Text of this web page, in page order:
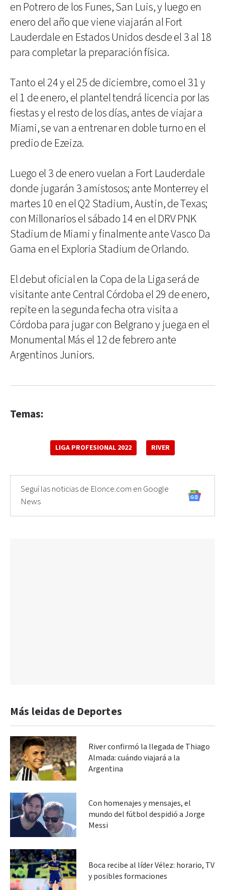
en Potrero de los Funes, San Luis, y luego en
enero del año que viene viajarán al Fort
Lauderdale en Estados Unidos desde el 3 al 18
para completar la preparación física.
Tanto el 24 y el 25 de diciembre, como el 31 y
el 1 de enero, el plantel tendrá licencia por las
fiestas y el resto de los días, antes de viajar a
Miami, se van a entrenar en doble turno en el
predio de Ezeiza.
Luego el 3 de enero vuelan a Fort Lauderdale
donde jugarán 3 amistosos; ante Monterrey el
martes 10 en el Q2 Stadium, Austin, de Texas;
con Millonarios el sábado 14 en el DRV PNK
Stadium de Miami y finalmente ante Vasco Da
Gama en el Exploria Stadium de Orlando.
El debut oficial en la Copa de la Liga será de
visitante ante Central Córdoba el 29 de enero,
repite en la segunda fecha otra visita a
Córdoba para jugar con Belgrano y juega en el
Monumental Más el 12 de febrero ante
Argentinos Juniors.
Temas:
LIGA PROFESIONAL 2022 RIVER
Seguí las noticias de Elonce.com en Google
News
Más leidas de Deportes
River confirmó la llegada de Thiago
Almada: cuándo viajará a la
Argentina
Con homenajes y mensajes, el
mundo del fútbol despidió a Jorge
Messi
Boca recibe al líder Vélez: horario, TV
y posibles formaciones